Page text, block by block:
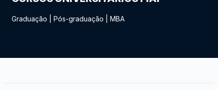
Graduação Pós-graduação MBA